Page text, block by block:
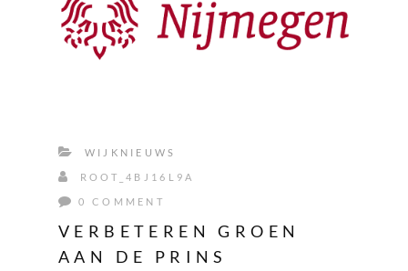
WIJKNIEUWS
ROOT_4BJ16L9A
0 COMMENT
VERBETEREN GROEN
AAN DE PRINS